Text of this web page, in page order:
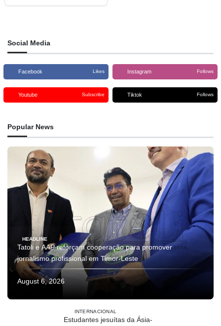
Social Media
Facebook Likes Instagram Follows
Youtube Subscribe Tiktok Follows
Popular News
HEADLINE
Tatoli e AAP reforçam cooperação para promover
jornalismo profissional em Timor-Leste
August 6, 2026
INTERNACIONAL
Estudantes jesuítas da Ásia-